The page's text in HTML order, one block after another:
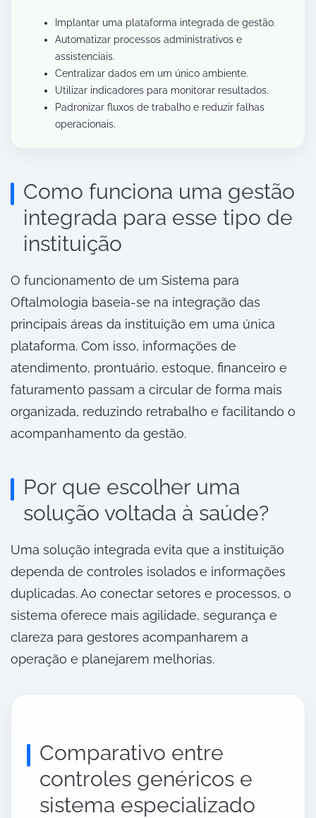
Implantar uma plataforma integrada de gestão.
Automatizar processos administrativos e
assistenciais.
Centralizar dados em um único ambiente.
Utilizar indicadores para monitorar resultados.
Padronizar fluxos de trabalho e reduzir falhas
operacionais.
Como funciona uma gestão
integrada para esse tipo de
instituição
O funcionamento de um Sistema para
Oftalmologia baseia-se na integração das
principais áreas da instituição em uma única
plataforma. Com isso, informações de
atendimento, prontuário, estoque, financeiro e
faturamento passam a circular de forma mais
organizada, reduzindo retrabalho e facilitando o
acompanhamento da gestão.
Por que escolher uma
solução voltada à saúde?
Uma solução integrada evita que a instituição
dependa de controles isolados e informações
duplicadas. Ao conectar setores e processos, o
sistema oferece mais agilidade, segurança e
clareza para gestores acompanharem a
operação e planejarem melhorias.
Comparativo entre
controles genéricos e
sistema especializado